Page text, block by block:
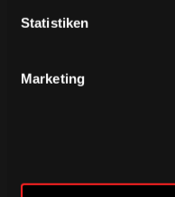
Statistiken
Marketing